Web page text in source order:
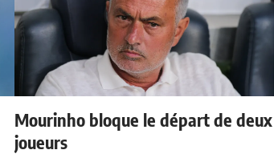
Mourinho bloque le départ de deux
joueurs